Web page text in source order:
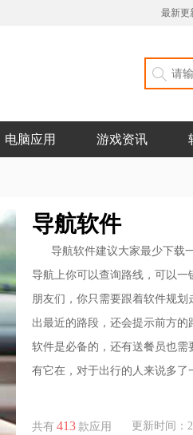
最新更
电脑应用 游戏资讯
导航软件
导航软件建议大家最少下载
导航上你可以查询路线，可以
朋友们，你只需要跟着软件规
出最近的路段，还会提示前方
软件是必备的，还有送餐员也需
有它在，对于出行的人来说多了
共有 413 款应用 更新时间：